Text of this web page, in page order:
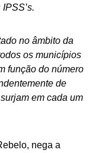
no âmbito da
os municípios
função do número
de
em cada um
nega a